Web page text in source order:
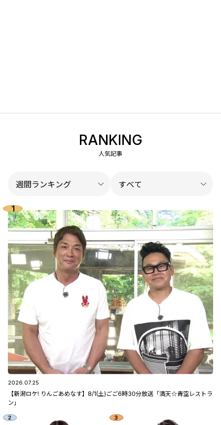
RANKING
人気記事
2026.07.25
【新潟ロケ! りんごあめなす】8/1(土)ごご6時30分放送「満天☆青空レストラ
ン」